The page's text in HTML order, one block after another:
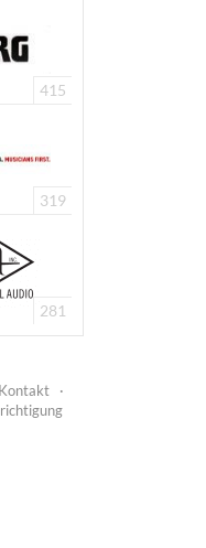
415
319
281
Kontakt
·